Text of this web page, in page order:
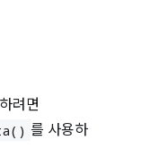
려면
를 사용하